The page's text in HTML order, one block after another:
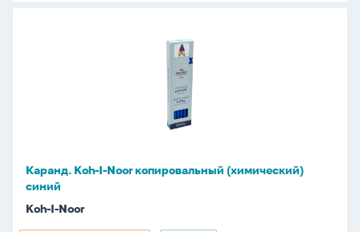
Каранд. Koh-I-Noor копировальный (химический)
синий
Koh-I-Noor